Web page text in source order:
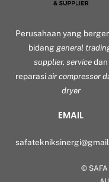
Perusahaan yang
bidang general
supplier, servicedan
reparasiair compressor
dryer
EMAIL
©